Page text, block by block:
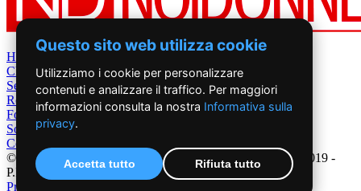
Home
Chi Siamo
Settimanale
Rete News
Foto&Video
Sostienici
Contatti
©2019 - NoiDonne - Iscrizione ROC n.33421 del 23 /09/ 2019 -
P.IVA 00878931005
Privacy Policy
Questo sito web utilizza cookie
Utilizziamo i cookie per personalizzare
contenuti e analizzare il traffico. Per maggiori
informazioni consulta la nostra Informativa sulla
privacy.
Accetta tutto Rifiuta tutto